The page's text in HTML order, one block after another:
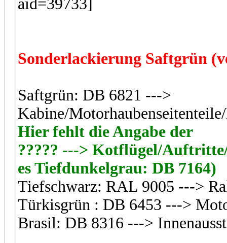
Sonderlackierung Saftgrün
Saftgrün: DB 6821 --->
Kabine/
Hier fehlt die Angabe der
????? ---> Kotflügel/
es Tiefdunkelgrau: DB 7164)
Tiefschwarz: RAL 9005 --->
Türkisgrün : DB 6453 --->
Brasil: DB 8316 --->